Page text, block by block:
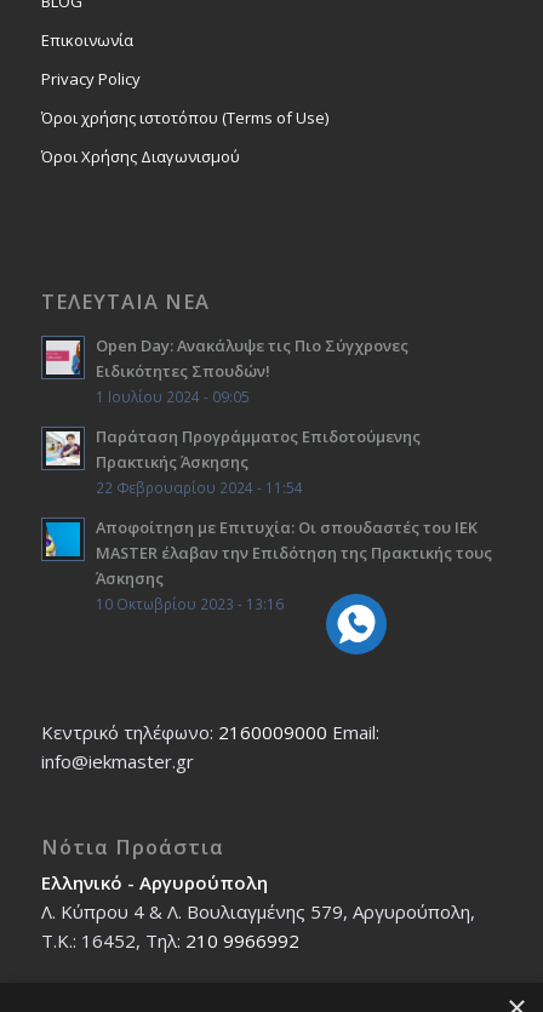
Επικοινωνία
Privacy Policy
Όροι χρήσης ιστοτόπου (Terms of Use)
Όροι Χρήσης Διαγωνισμού
ΤΕΛΕΥΤΑΙΑ ΝΕΑ
Open Day: Ανακάλυψε τις Πιο Σύγχρονες
Ειδικότητες Σπουδών!
1 Ιουλίου 2024 - 09:05
Παράταση Προγράμματος Επιδοτούμενης
Πρακτικής Άσκησης
22 Φεβρουαρίου 2024 - 11:54
Αποφοίτηση με Επιτυχία: Οι σπουδαστές του ΙΕΚ
ΜΑSTER έλαβαν την Επιδότηση της Πρακτικής τους
Άσκησης
10 Οκτωβρίου 2023 - 13:16
Κεντρικό τηλέφωνο: 2160009000 Εmail:
info@iekmaster.gr
Νότια Προάστια
Ελληνικό - Αργυρούπολη
Λ. Κύπρου 4 & Λ. Βουλιαγμένης 579, Αργυρούπολη,
T.K.: 16452, Τηλ: 210 9966992